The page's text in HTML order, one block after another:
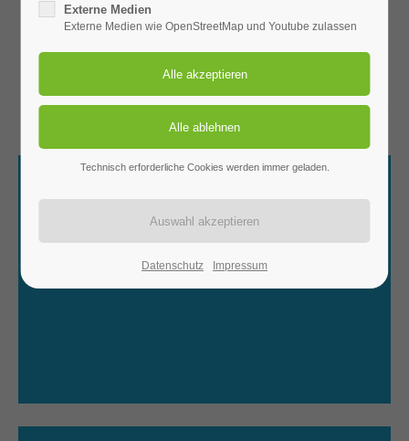
Business grade.
A wonderful serenity has taken possession of my entire soul, like
these sweet mornings of spring which I enjoy with my whole heart. I
am alone, and feel the charm.
Externe Medien
Externe Medien wie OpenStreetMap und Youtube zulassen
Technisch erforderliche Cookies werden immer geladen.
Datenschutz Impressum